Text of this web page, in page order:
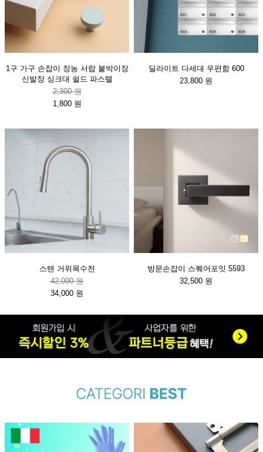
1구 가구 손잡이 장농 서랍 붙박이장
신발장 싱크대 쉴드 파스텔
2,300 원
1,800 원
딜라이트 다세대 우편함 600
23,800 원
스텐 거위목수전
42,000 원
34,000 원
방문손잡이 스퀘어포잇 5593
32,500 원